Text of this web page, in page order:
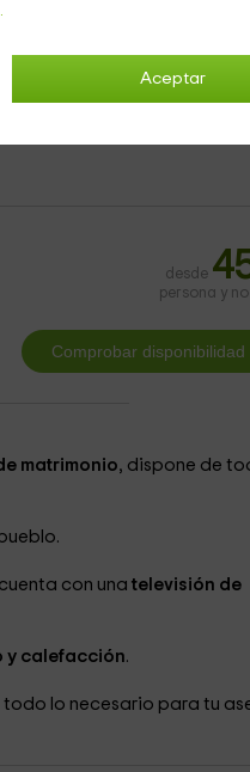
Aceptar
desde
persona y
matrimonio, dispone de
con una televisión de
y calefacción.
todo lo necesario para tu